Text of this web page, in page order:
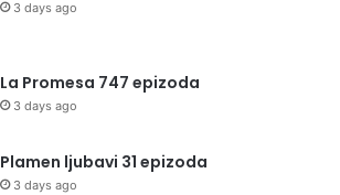
3 days ago
La Promesa 747 epizoda
3 days ago
Plamen ljubavi 31 epizoda
3 days ago